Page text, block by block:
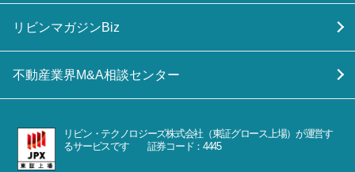
リビンマガジンBiz
不動産業界M&A相談センター
リビン・テクノロジーズ株式会社（東証グロース上場）が運営す
るサービスです 証券コード：4445